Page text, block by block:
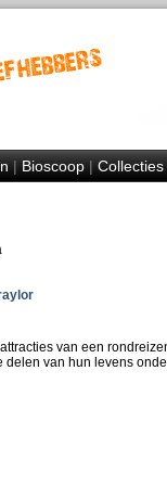
|Bioscoop|Collecties
van een
van hun levens